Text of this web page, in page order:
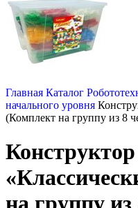
Главная Каталог
начального уровня
(Комплект на группу из 8